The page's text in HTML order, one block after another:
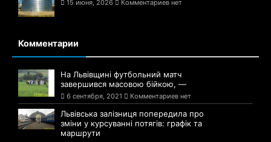
15 июня, 2026 Комментариев нет
Комментарии
На Львівщині футбольний матч
завершився масовою бійкою, —
6 сентября, 2021 Комментариев нет
Львівська залізниця попередила про
зміни у курсуванні потягів: графік та
маршрути